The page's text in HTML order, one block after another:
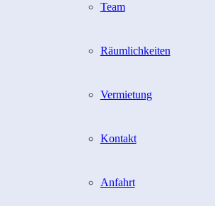
Team
Räumlichkeiten
Vermietung
Kontakt
Anfahrt